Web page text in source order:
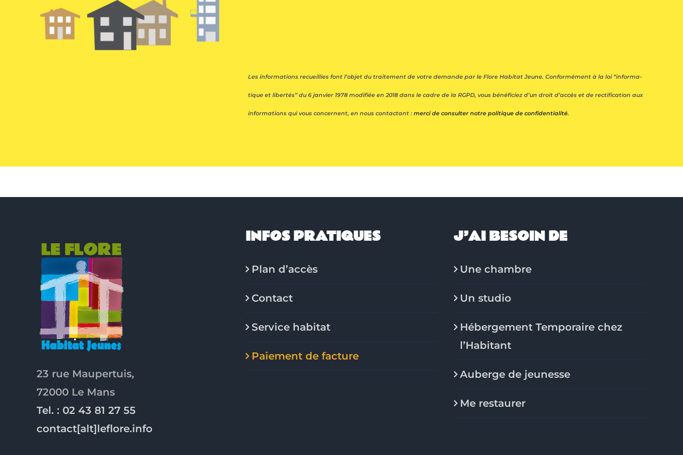
Les infor­ma­tions recueillies font l’objet du trai­te­ment de votre demande par le Flore Habitat Jeune. Confor­mé­ment à la loi “infor­ma­
tique et liber­tés” du 6 janvier 1978 modi­fiée en 2018 dans le cadre de la RGPD, vous béné­fi­ciez d’un droit d’ac­cès et de recti­fi­ca­tion aux
infor­ma­tions qui vous concernent, en nous contactant : merci de consulter notre politique de confidentialité.
23 rue Maupertuis,
72000 Le Mans
Tel. : 02 43 81 27 55
contact[alt]leflore.info
INFOS PRATIQUES
Plan d’accès
Contact
Service habitat
Paiement de facture
J’AI BESOIN DE
Une chambre
Un studio
Hébergement Temporaire chez
l’Habitant
Auberge de jeunesse
Me restaurer